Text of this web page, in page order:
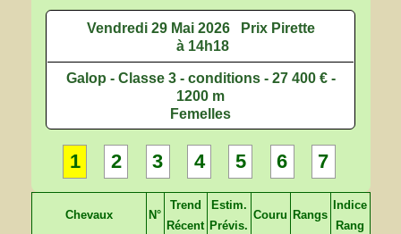
Vendredi 29 Mai 2026
Prix Pirette
à 14h18
Galop - Classe 3 - conditions - 27 400 € -
1200 m
Femelles
1 2 3 4 5 6 7
Chevaux N°
Trend
Récent
Estim.
Prévis.
Couru Rangs
Indice
Rang